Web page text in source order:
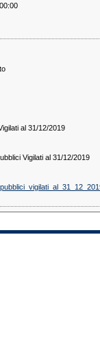
al 31/12/2019
Vigilati al 31/12/2019